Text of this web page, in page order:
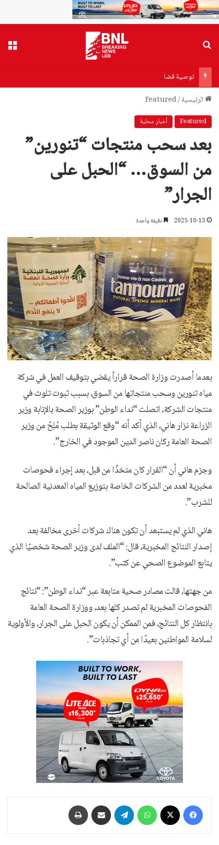
توصية قضائية بتسليم أشرف دبور إلى رام الله
الرئيسية/
Featured
Featured أخبار محلية
بعد سحب منتجات “تنورين”
من السوق… “الحبل على
الجرار”
2025-10-13 دقيقة واحدة
بعدما أصدرت وزارة الصحة قراراً يقضي بتوقيف العمل في شركة
مياه تنورين وسحب منتجاتها من السوق، بسبب ثبوت تلوث في
منتجات الشركة، اتصلت “نداء الوطن” بوزير الصحة بالإنابة وزير
الزراعة نزار هاني، الذي أكد أنه “وقع الوثيقة بطلب مُلِحّ من وزير
الصحة العامة ركان ناصر الدين الموجود في الخارج”.
وجزم هاني أن “القرار كان متخذًا من قبل، بعد إجراء فحوصات
مخبرية لعدد من الشركات الخاصة بتوزيع المياه المعدنية الصالحة
للشرب”.
هاني الذي لم يستبعد أن تكون هناك شركات أخرى مخالفة بعد
إصدار النتائج المخبرية، قال: “الملف لدى وزير الصحة شخصيًا الذي
يتابع الموضوع الصحي عن كثب”.
من جهتها، قالت مصادر صحية متابعة عبر “نداء الوطن”: “نتائج
الفحوصات المخبرية لم تصدر كلها بعد، ووزارة الصحة العامة
بانتظار كل النتائج، فمن الممكن أن يكون الحبل على الجرار، والأولوية
لسلامة المواطنين بعيدًا من أي تجاذبات”.
فيسبوك واتساب تيلقرام مشاركة عبر البريد